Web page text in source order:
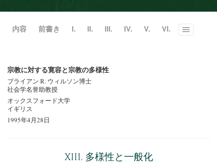
内容 前書き I. II. III. IV. V. VI. Toggle
宗教に対する寛容と宗教の多様性
ブライアン R. ウィルソン博士
社会学名誉助教授
オックスフォード大学
イギリス
1995年4月28日
XIII. 多様性と一般化